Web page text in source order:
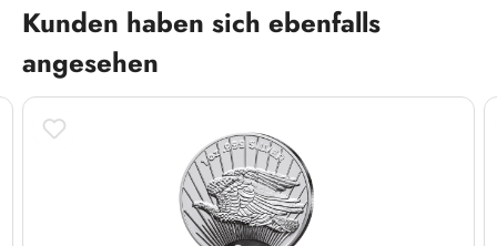
Produktgalerie überspringen
Kunden haben sich ebenfalls
angesehen